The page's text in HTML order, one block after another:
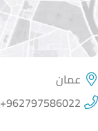
اضغط لتحميل الموقع
عمان
+962797586022